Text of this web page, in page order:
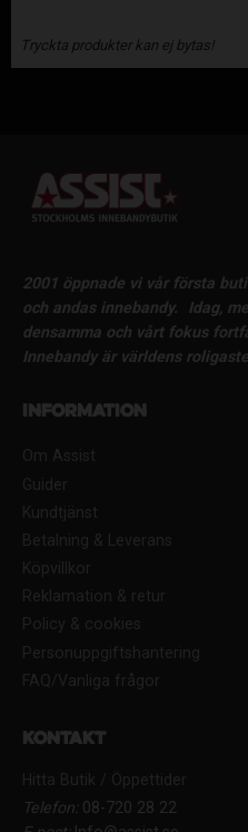
Tryckta produkter kan ej bytas!
2001 öppnade vi vår första
och andas innebandy.
Idag,
densamma och vårt fokus
Innebandy är världens
Information
Om Assist
Guider
Kundtjänst
Betalning & Leverans
Köpvillkor
Reklamation & retur
Policy & cookies
Personuppgiftshantering
FAQ/Vanliga frågor
Kontakt
Hitta Butik / Öppettider
Telefon:08-720 28 22